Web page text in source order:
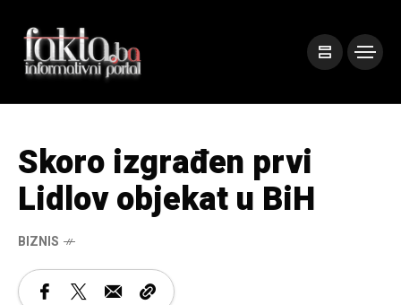
Skoro izgrađen prvi
Lidlov objekat u BiH
BIZNIS